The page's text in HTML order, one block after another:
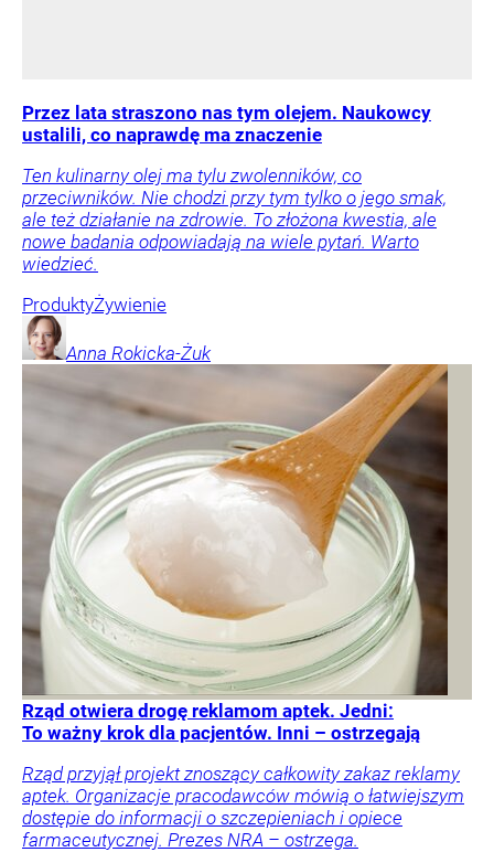
Przez lata straszono nas tym olejem. Naukowcy
ustalili, co naprawdę ma znaczenie
Ten kulinarny olej ma tylu zwolenników, co
przeciwników. Nie chodzi przy tym tylko o jego smak,
ale też działanie na zdrowie. To złożona kwestia, ale
nowe badania odpowiadają na wiele pytań. Warto
wiedzieć.
ProduktyŻywienie
Anna Rokicka-Żuk
Rząd otwiera drogę reklamom aptek. Jedni:
To ważny krok dla pacjentów. Inni – ostrzegają
Rząd przyjął projekt znoszący całkowity zakaz reklamy
aptek. Organizacje pracodawców mówią o łatwiejszym
dostępie do informacji o szczepieniach i opiece
farmaceutycznej. Prezes NRA – ostrzega.